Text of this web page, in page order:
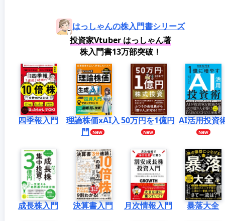
はっしゃんの株入門書シリーズ
投資家Vtuber はっしゃん著
株入門書13万部突破！
四季報入門
理論株価xAI入
門
50万円を1億円 AI活用投資
成長株入門 決算書入門 月次情報入門 暴落大全